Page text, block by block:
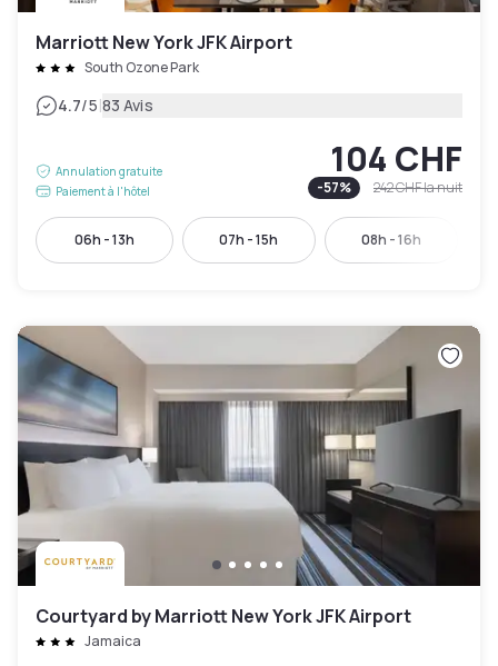
Marriott New York JFK Airport
South Ozone Park
4.7/5|83 Avis
Annulation gratuite
Paiement à l'hôtel
104 CHF
-57% 242 CHFla nuit
06h - 13h 07h - 15h 08h - 16h
Courtyard by Marriott New York JFK Airport
Jamaica